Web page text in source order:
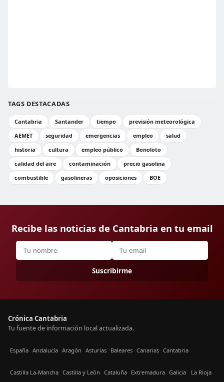
TAGS DESTACADAS
Cantabria Santander tiempo
previsión meteorológica
AEMET
seguridad emergencias empleo
salud
historia
cultura empleo público
Bonoloto
calidad del aire
contaminación
precio gasolina
combustible
gasolineras oposiciones BOE
Recibe las noticias de Cantabria en tu email
Suscribirme
Crónica Cantabria
Tu fuente de información local actualizada.
España Andalucía Aragón Asturias Baleares Canarias Cantabria
Castilla La-Mancha Castilla y León Cataluña Extremadura Galicia La Rioja